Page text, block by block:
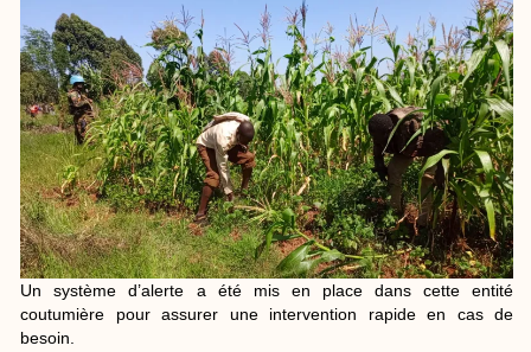
Un système d’alerte a été mis en place dans cette entité
coutumière pour assurer une intervention rapide en cas de
besoin.